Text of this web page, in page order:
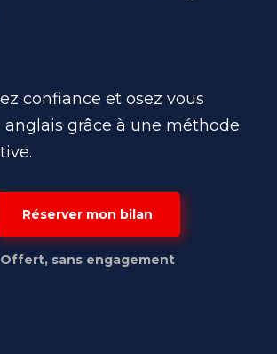
confiance et osez vous
grâce à une méthode
Réserver mon bilan
Offert, sans engagement